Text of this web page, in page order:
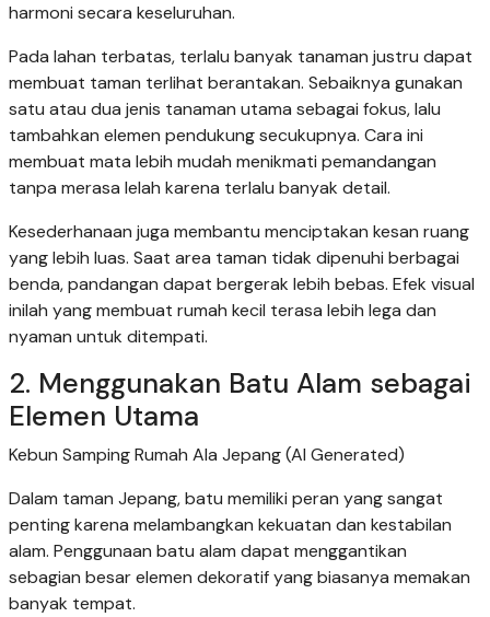
harmoni secara keseluruhan.
Pada lahan terbatas, terlalu banyak tanaman justru dapat
membuat taman terlihat berantakan. Sebaiknya gunakan
satu atau dua jenis tanaman utama sebagai fokus, lalu
tambahkan elemen pendukung secukupnya. Cara ini
membuat mata lebih mudah menikmati pemandangan
tanpa merasa lelah karena terlalu banyak detail.
Kesederhanaan juga membantu menciptakan kesan ruang
yang lebih luas. Saat area taman tidak dipenuhi berbagai
benda, pandangan dapat bergerak lebih bebas. Efek visual
inilah yang membuat rumah kecil terasa lebih lega dan
nyaman untuk ditempati.
2. Menggunakan Batu Alam sebagai
Elemen Utama
Kebun Samping Rumah Ala Jepang (AI Generated)
Dalam taman Jepang, batu memiliki peran yang sangat
penting karena melambangkan kekuatan dan kestabilan
alam. Penggunaan batu alam dapat menggantikan
sebagian besar elemen dekoratif yang biasanya memakan
banyak tempat.